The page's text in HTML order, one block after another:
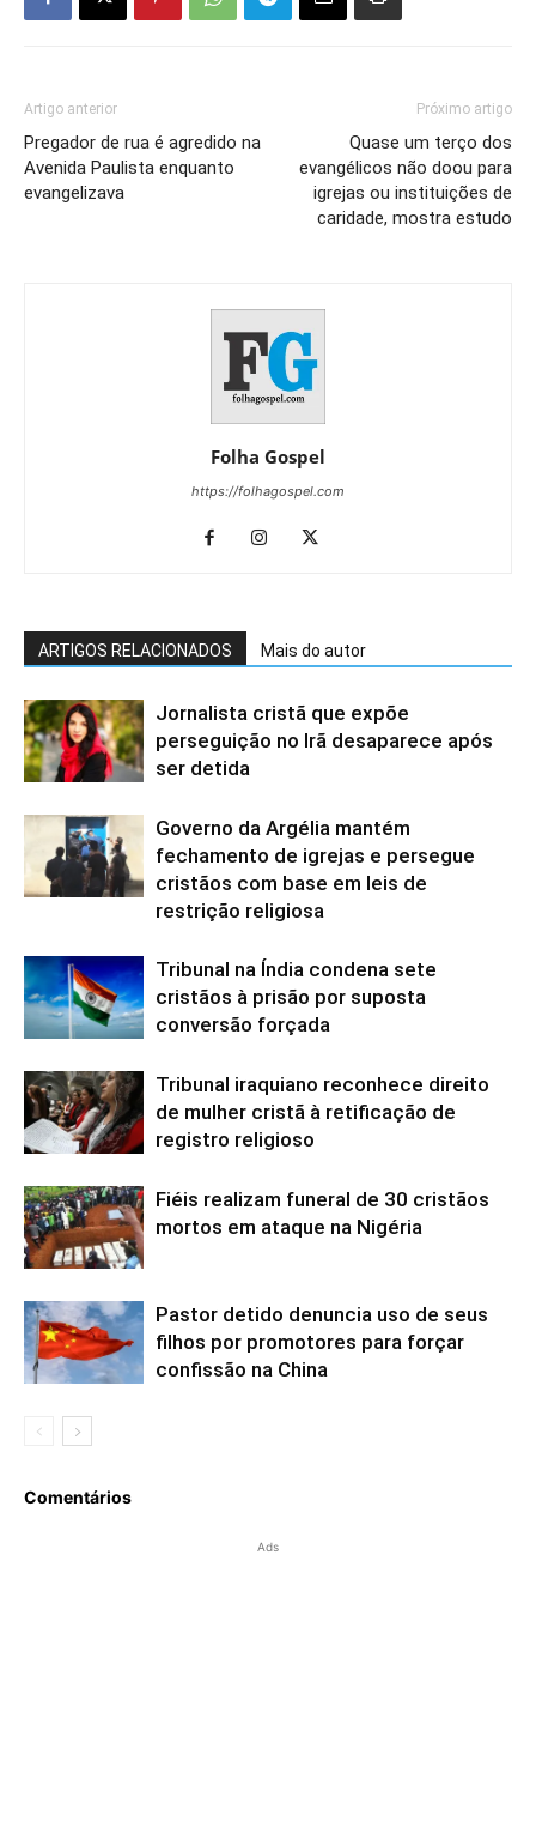
Artigo anterior
Pregador de rua é agredido na
Avenida Paulista enquanto
evangelizava
Próximo artigo
Quase um terço dos
evangélicos não doou para
igrejas ou instituições de
caridade, mostra estudo
Folha Gospel
https://folhagospel.com
ARTIGOS RELACIONADOS Mais do autor
Jornalista cristã que expõe
perseguição no Irã desaparece após
ser detida
Governo da Argélia mantém
fechamento de igrejas e persegue
cristãos com base em leis de
restrição religiosa
Tribunal na Índia condena sete
cristãos à prisão por suposta
conversão forçada
Tribunal iraquiano reconhece direito
de mulher cristã à retificação de
registro religioso
Fiéis realizam funeral de 30 cristãos
mortos em ataque na Nigéria
Pastor detido denuncia uso de seus
filhos por promotores para forçar
confissão na China
Comentários
Ads